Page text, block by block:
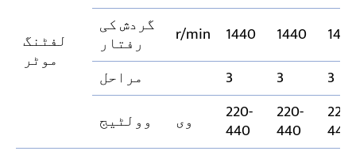
لفٹنگ
موٹر
گردش کی
رفتار r/min 1440 1440
مراحل
3 3
3
وولٹیج
وی 220-
440
220-
440
220-
440